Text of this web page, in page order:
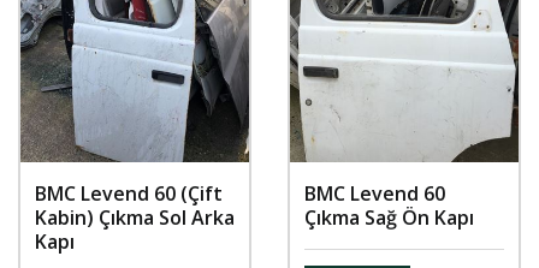
BMC Levend 60 (Çift
Kabin) Çıkma Sol Arka
Kapı
BMC Levend 60
Çıkma Sağ Ön Kapı